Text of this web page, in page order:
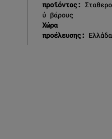
προϊόντος: Σταθερο
ύ βάρους
Χώρα
προέλευσης: Ελλάδα